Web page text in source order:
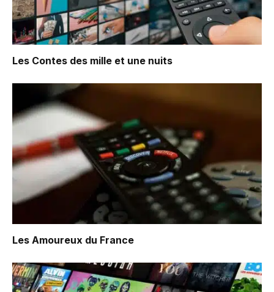
Les Contes des mille et une nuits
Les Amoureux du France